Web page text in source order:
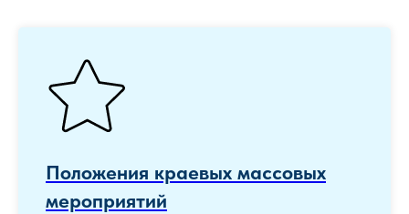
Положения краевых массовых
мероприятий